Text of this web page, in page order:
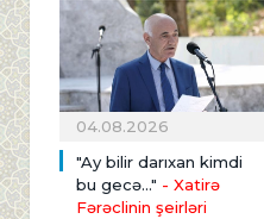
04.08.2026
"Ay bilir darıxan kimdi
bu gecə..." - Xatirə
Fərəclinin şeirləri